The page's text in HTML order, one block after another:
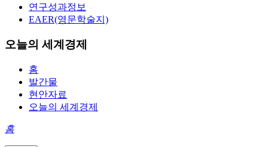
연구성과정보
EAER(영문학술지)
오늘의 세계경제
홈
발간물
현안자료
오늘의 세계경제
홈